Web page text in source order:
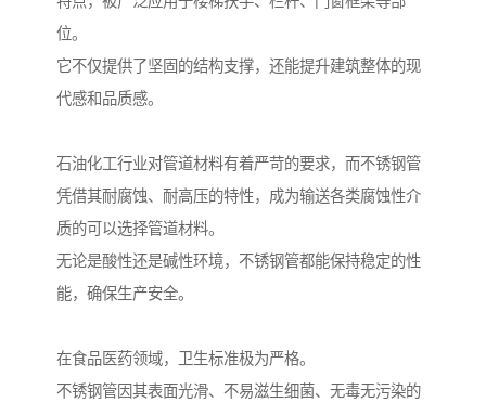
位。
它不仅提供了坚固的结构支撑，还能提升建筑整体的现
代感和品质感。
石油化工行业对管道材料有着严苛的要求，而不锈钢管
凭借其耐腐蚀、耐高压的特性，成为输送各类腐蚀性介
质的可以选择管道材料。
无论是酸性还是碱性环境，不锈钢管都能保持稳定的性
能，确保生产安全。
在食品医药领域，卫生标准极为严格。
不锈钢管因其表面光滑、不易滋生细菌、无毒无污染的